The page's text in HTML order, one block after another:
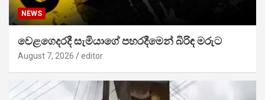
NEWS
වෙළගෙදරදී සැමියාගේ පහරදීමෙන් බිරිඳ මරුට
August 7, 2026 editor